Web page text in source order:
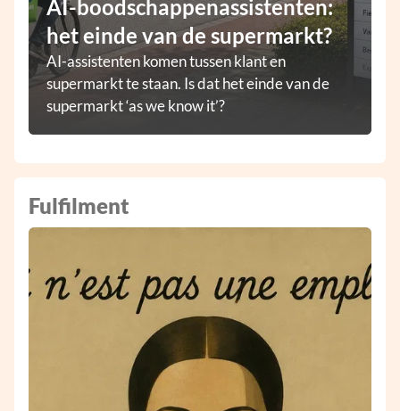
AI-boodschappenassistenten:
het einde van de supermarkt?
AI-assistenten komen tussen klant en
supermarkt te staan. Is dat het einde van de
supermarkt ‘as we know it’?
Fulfilment